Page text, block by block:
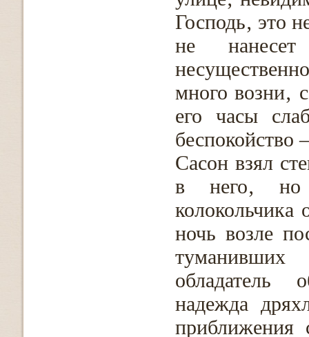
Господь‚ это
не
много возни‚
его часы
беспокойство
Сасон взял
в него‚ но
колокольчика
ночь возле
обладатель
надежда
приближения